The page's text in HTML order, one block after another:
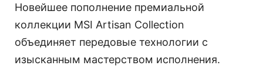
Новейшее пополнение премиальной
коллекции MSI Artisan Collection
объединяет передовые технологии с
изысканным мастерством исполнения.